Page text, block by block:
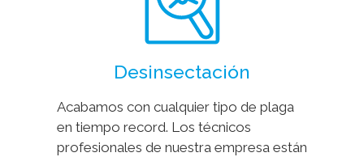
Desinsectación
Acabamos con cualquier tipo de plaga
en tiempo record. Los técnicos
profesionales de nuestra empresa están